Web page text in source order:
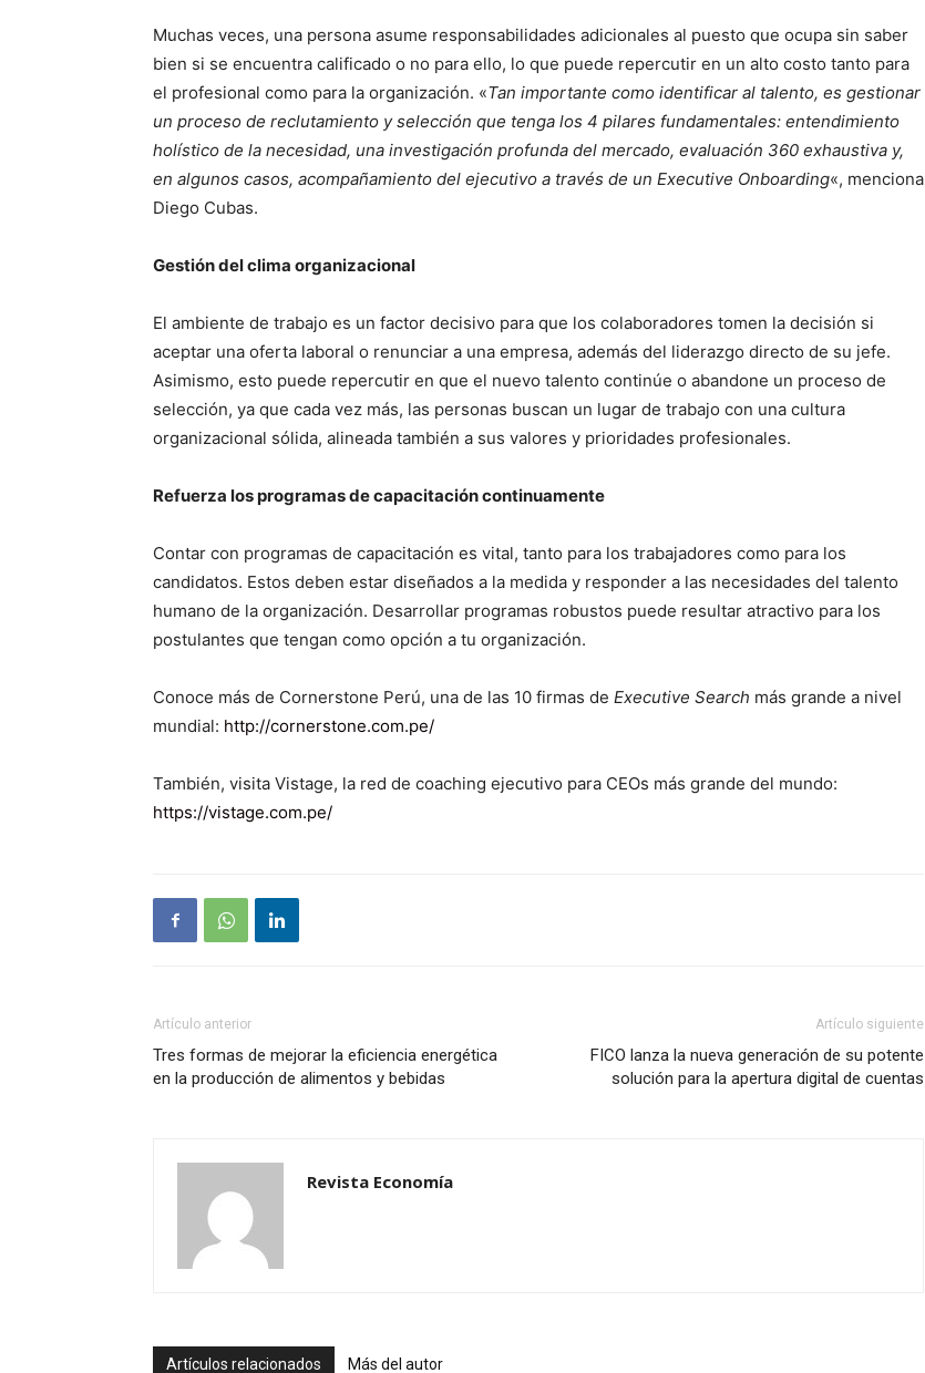
Muchas veces, una persona asume responsabilidades adicionales al puesto que ocupa sin saber
bien si se encuentra calificado o no para ello, lo que puede repercutir en un alto costo tanto para
el profesional como para la organización. «Tan importante como identificar al talento, es gestionar
un proceso de reclutamiento y selección que tenga los 4 pilares fundamentales: entendimiento
holístico de la necesidad, una investigación profunda del mercado, evaluación 360 exhaustiva y,
en algunos casos, acompañamiento del ejecutivo a través de un Executive Onboarding«, menciona
Diego Cubas.
Gestión del clima organizacional
El ambiente de trabajo es un factor decisivo para que los colaboradores tomen la decisión si
aceptar una oferta laboral o renunciar a una empresa, además del liderazgo directo de su jefe.
Asimismo, esto puede repercutir en que el nuevo talento continúe o abandone un proceso de
selección, ya que cada vez más, las personas buscan un lugar de trabajo con una cultura
organizacional sólida, alineada también a sus valores y prioridades profesionales.
Refuerza los programas de capacitación continuamente
Contar con programas de capacitación es vital, tanto para los trabajadores como para los
candidatos. Estos deben estar diseñados a la medida y responder a las necesidades del talento
humano de la organización. Desarrollar programas robustos puede resultar atractivo para los
postulantes que tengan como opción a tu organización.
Conoce más de Cornerstone Perú, una de las 10 firmas de Executive Search más grande a nivel
mundial: http://cornerstone.com.pe/
También, visita Vistage, la red de coaching ejecutivo para CEOs más grande del mundo:
https://vistage.com.pe/
Artículo anterior
Tres formas de mejorar la eficiencia energética
en la producción de alimentos y bebidas
Artículo siguiente
FICO lanza la nueva generación de su potente
solución para la apertura digital de cuentas
Revista Economía
Artículos relacionados Más del autor